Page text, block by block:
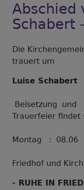
Abschied
Schabert
Die
trauert um
Luise Schabert
Beisetzung und
Trauerfeier findet
Montag : 08.06
Friedhof und
- RUHE IN